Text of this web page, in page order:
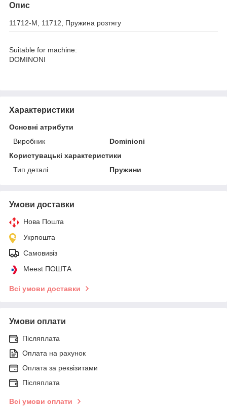
Опис
11712-M, 11712, Пружина розтягу
Suitable for machine:
DOMINONI
Характеристики
Основні атрибути
Виробник
Dominioni
Користувацькі характеристики
Тип деталі
Пружини
Умови доставки
Нова Пошта
Укрпошта
Самовивіз
Meest ПОШТА
Всі умови доставки
Умови оплати
Післяплата
Оплата на рахунок
Оплата за реквізитами
Післяплата
Всі умови оплати